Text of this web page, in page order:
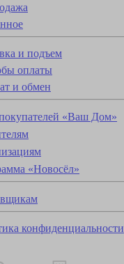
и подъем
оплаты
и обмен
«Ваш Дом»
«Новосёл»
конфиденциальности